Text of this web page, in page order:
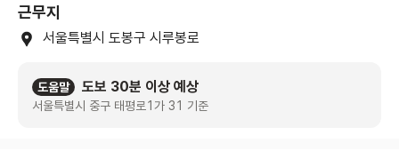
근무지
서울특별시 도봉구 시루봉로
도움말 도보 30분 이상 예상
서울특별시 중구 태평로1가 31 기준